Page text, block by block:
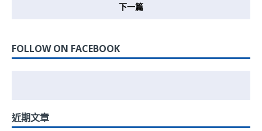
下一篇
FOLLOW ON FACEBOOK
近期文章